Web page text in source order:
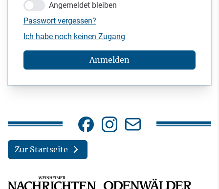
Angemeldet bleiben
Passwort vergessen?
Ich habe noch keinen Zugang
Anmelden
Zur Startseite